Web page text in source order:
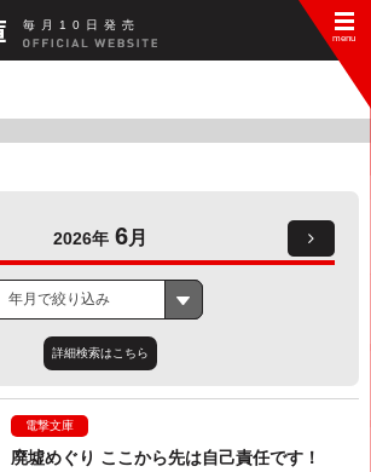
毎 月 10 日 発 売
2026年 6月
年月で絞り込み
詳細検索はこちら
電撃文庫
廃墟めぐり ここから先は自己責任です！